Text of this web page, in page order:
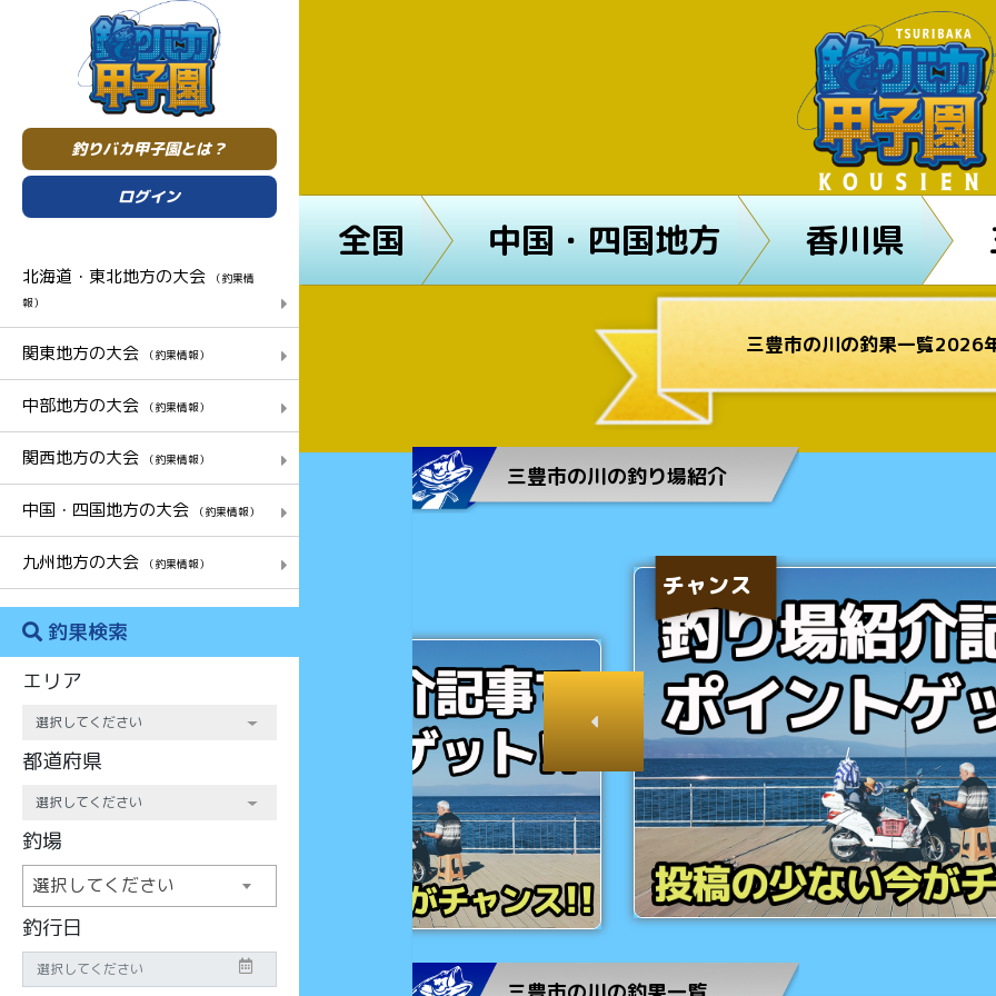
釣りバカ甲子園とは？
ログイン
北海道・東北地方の大会
（釣果情
報）
関東地方の大会 （釣果情報）
中部地方の大会 （釣果情報）
関西地方の大会 （釣果情報）
中国・四国地方の大会 （釣果情報）
九州地方の大会 （釣果情報）
釣果検索
エリア
都道府県
釣場
選択してください
釣行日
全国 中国・四国地方 香川県
三豊市の川の釣果一覧2026
三豊市の川の釣り場紹介
チャンス
チャンス